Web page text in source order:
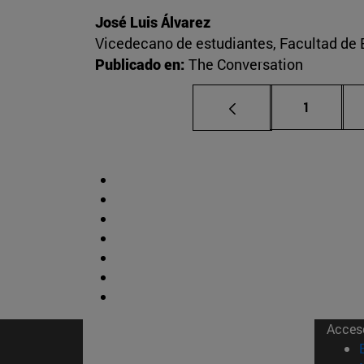
José Luis Álvarez
Vicedecano de estudiantes, Facultad de
Publicado en: The Conversation
Página
1